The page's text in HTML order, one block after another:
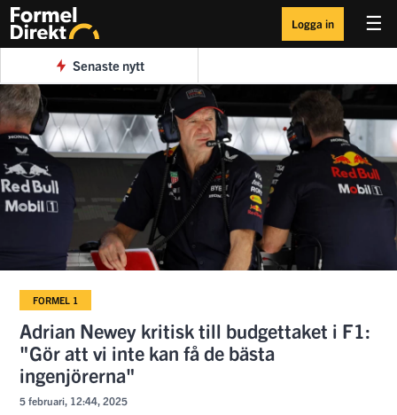
☰
Logga in
Senaste nytt
FORMEL 1
Adrian Newey kritisk till budgettaket i F1:
"Gör att vi inte kan få de bästa
ingenjörerna"
5 februari, 12:44, 2025